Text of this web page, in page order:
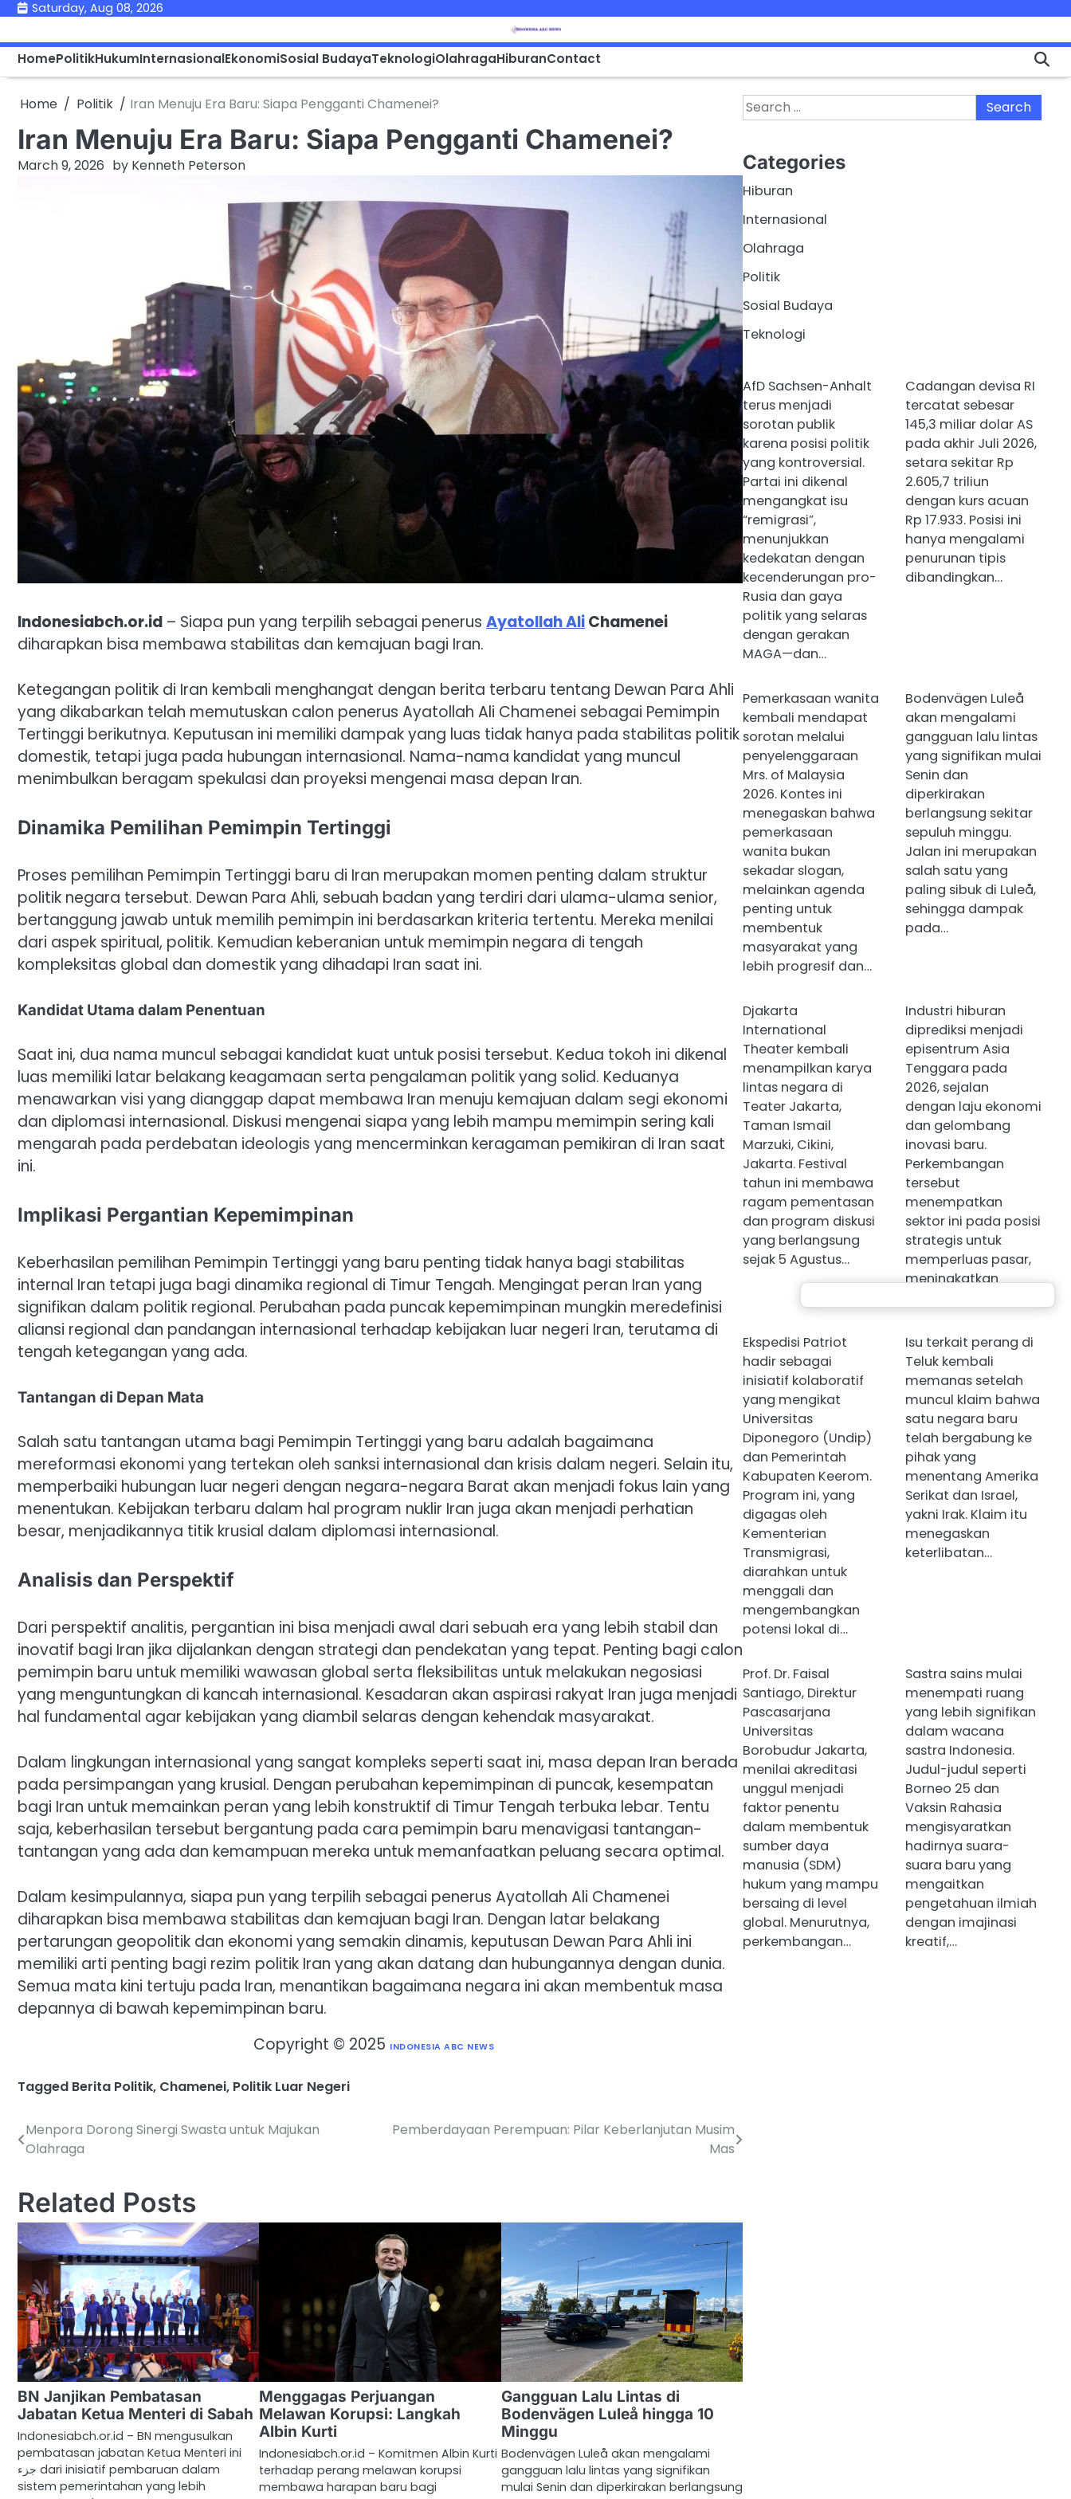
Skip
content
Saturday, Aug 08, 2026
HomePolitikHukumInternasionalEkonomiSosial BudayaTeknologiOlahragaHiburanContact
Home Politik Iran Menuju Era Baru: Siapa Pengganti Chamenei?
Iran Menuju Era Baru: Siapa Pengganti Chamenei?
March 9, 2026 by Kenneth Peterson
Indonesiabch.or.id – Siapa pun yang terpilih sebagai penerus Ayatollah AliChamenei
diharapkan bisa membawa stabilitas dan kemajuan bagi Iran.
Ketegangan politik di Iran kembali menghangat dengan berita terbaru tentang Dewan Para Ahli
yang dikabarkan telah memutuskan calon penerus Ayatollah Ali Chamenei sebagai Pemimpin
Tertinggi berikutnya. Keputusan ini memiliki dampak yang luas tidak hanya pada stabilitas politik
domestik, tetapi juga pada hubungan internasional. Nama-nama kandidat yang muncul
menimbulkan beragam spekulasi dan proyeksi mengenai masa depan Iran.
Dinamika Pemilihan Pemimpin Tertinggi
Proses pemilihan Pemimpin Tertinggi baru di Iran merupakan momen penting dalam struktur
politik negara tersebut. Dewan Para Ahli, sebuah badan yang terdiri dari ulama-ulama senior,
bertanggung jawab untuk memilih pemimpin ini berdasarkan kriteria tertentu. Mereka menilai
dari aspek spiritual, politik. Kemudian keberanian untuk memimpin negara di tengah
kompleksitas global dan domestik yang dihadapi Iran saat ini.
Kandidat Utama dalam Penentuan
Saat ini, dua nama muncul sebagai kandidat kuat untuk posisi tersebut. Kedua tokoh ini dikenal
luas memiliki latar belakang keagamaan serta pengalaman politik yang solid. Keduanya
menawarkan visi yang dianggap dapat membawa Iran menuju kemajuan dalam segi ekonomi
dan diplomasi internasional. Diskusi mengenai siapa yang lebih mampu memimpin sering kali
mengarah pada perdebatan ideologis yang mencerminkan keragaman pemikiran di Iran saat
ini.
Implikasi Pergantian Kepemimpinan
Keberhasilan pemilihan Pemimpin Tertinggi yang baru penting tidak hanya bagi stabilitas
internal Iran tetapi juga bagi dinamika regional di Timur Tengah. Mengingat peran Iran yang
signifikan dalam politik regional. Perubahan pada puncak kepemimpinan mungkin meredefinisi
aliansi regional dan pandangan internasional terhadap kebijakan luar negeri Iran, terutama di
tengah ketegangan yang ada.
Tantangan di Depan Mata
Salah satu tantangan utama bagi Pemimpin Tertinggi yang baru adalah bagaimana
mereformasi ekonomi yang tertekan oleh sanksi internasional dan krisis dalam negeri. Selain itu,
memperbaiki hubungan luar negeri dengan negara-negara Barat akan menjadi fokus lain yang
menentukan. Kebijakan terbaru dalam hal program nuklir Iran juga akan menjadi perhatian
besar, menjadikannya titik krusial dalam diplomasi internasional.
Analisis dan Perspektif
Dari perspektif analitis, pergantian ini bisa menjadi awal dari sebuah era yang lebih stabil dan
inovatif bagi Iran jika dijalankan dengan strategi dan pendekatan yang tepat. Penting bagi calon
pemimpin baru untuk memiliki wawasan global serta fleksibilitas untuk melakukan negosiasi
yang menguntungkan di kancah internasional. Kesadaran akan aspirasi rakyat Iran juga menjadi
hal fundamental agar kebijakan yang diambil selaras dengan kehendak masyarakat.
Dalam lingkungan internasional yang sangat kompleks seperti saat ini, masa depan Iran berada
pada persimpangan yang krusial. Dengan perubahan kepemimpinan di puncak, kesempatan
bagi Iran untuk memainkan peran yang lebih konstruktif di Timur Tengah terbuka lebar. Tentu
saja, keberhasilan tersebut bergantung pada cara pemimpin baru menavigasi tantangan-
tantangan yang ada dan kemampuan mereka untuk memanfaatkan peluang secara optimal.
Dalam kesimpulannya, siapa pun yang terpilih sebagai penerus Ayatollah Ali Chamenei
diharapkan bisa membawa stabilitas dan kemajuan bagi Iran. Dengan latar belakang
pertarungan geopolitik dan ekonomi yang semakin dinamis, keputusan Dewan Para Ahli ini
memiliki arti penting bagi rezim politik Iran yang akan datang dan hubungannya dengan dunia.
Semua mata kini tertuju pada Iran, menantikan bagaimana negara ini akan membentuk masa
depannya di bawah kepemimpinan baru.
Copyright © 2025 INDONESIA ABC NEWS
Tagged Berita Politik, Chamenei, Politik Luar Negeri
Post
navigation
Menpora Dorong Sinergi Swasta untuk Majukan
Olahraga
Pemberdayaan Perempuan: Pilar Keberlanjutan Musim
Mas
Related Posts
BN Janjikan Pembatasan
Jabatan Ketua Menteri di Sabah
Indonesiabch.or.id – BN mengusulkan
pembatasan jabatan Ketua Menteri ini
جزء dari inisiatif pembaruan dalam
sistem pemerintahan yang lebih
Menggagas Perjuangan
Melawan Korupsi: Langkah
Albin Kurti
Indonesiabch.or.id – Komitmen Albin Kurti
terhadap perang melawan korupsi
membawa harapan baru bagi
Gangguan Lalu Lintas di
Bodenvägen Luleå hingga 10
Minggu
Bodenvägen Luleå akan mengalami
gangguan lalu lintas yang signifikan
mulai Senin dan diperkirakan berlangsung
Search
for:
Categories
Hiburan
Internasional
Olahraga
Politik
Sosial Budaya
Teknologi
AfD Sachsen-Anhalt
terus menjadi
sorotan publik
karena posisi politik
yang kontroversial.
Partai ini dikenal
mengangkat isu
“remigrasi”,
menunjukkan
kedekatan dengan
kecenderungan pro-
Rusia dan gaya
politik yang selaras
dengan gerakan
MAGA—dan…
Cadangan devisa RI
tercatat sebesar
145,3 miliar dolar AS
pada akhir Juli 2026,
setara sekitar Rp
2.605,7 triliun
dengan kurs acuan
Rp 17.933. Posisi ini
hanya mengalami
penurunan tipis
dibandingkan…
Pemerkasaan wanita
kembali mendapat
sorotan melalui
penyelenggaraan
Mrs. of Malaysia
2026. Kontes ini
menegaskan bahwa
pemerkasaan
wanita bukan
sekadar slogan,
melainkan agenda
penting untuk
membentuk
masyarakat yang
lebih progresif dan…
Bodenvägen Luleå
akan mengalami
gangguan lalu lintas
yang signifikan mulai
Senin dan
diperkirakan
berlangsung sekitar
sepuluh minggu.
Jalan ini merupakan
salah satu yang
paling sibuk di Luleå,
sehingga dampak
pada…
Djakarta
International
Theater kembali
menampilkan karya
lintas negara di
Teater Jakarta,
Taman Ismail
Marzuki, Cikini,
Jakarta. Festival
tahun ini membawa
ragam pementasan
dan program diskusi
yang berlangsung
sejak 5 Agustus…
Industri hiburan
diprediksi menjadi
episentrum Asia
Tenggara pada
2026, sejalan
dengan laju ekonomi
dan gelombang
inovasi baru.
Perkembangan
tersebut
menempatkan
sektor ini pada posisi
strategis untuk
memperluas pasar,
meningkatkan
Ekspedisi Patriot
hadir sebagai
inisiatif kolaboratif
yang mengikat
Universitas
Diponegoro (Undip)
dan Pemerintah
Kabupaten Keerom.
Program ini, yang
digagas oleh
Kementerian
Transmigrasi,
diarahkan untuk
menggali dan
mengembangkan
potensi lokal di…
Isu terkait perang di
Teluk kembali
memanas setelah
muncul klaim bahwa
satu negara baru
telah bergabung ke
pihak yang
menentang Amerika
Serikat dan Israel,
yakni Irak. Klaim itu
menegaskan
keterlibatan…
Prof. Dr. Faisal
Santiago, Direktur
Pascasarjana
Universitas
Borobudur Jakarta,
menilai akreditasi
unggul menjadi
faktor penentu
dalam membentuk
sumber daya
manusia (SDM)
hukum yang mampu
bersaing di level
global. Menurutnya,
perkembangan…
Sastra sains mulai
menempati ruang
yang lebih signifikan
dalam wacana
sastra Indonesia.
Judul-judul seperti
Borneo 25 dan
Vaksin Rahasia
mengisyaratkan
hadirnya suara-
suara baru yang
mengaitkan
pengetahuan ilmiah
dengan imajinasi
kreatif,…